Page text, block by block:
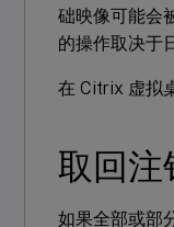
础映像可能会
的操作取决于
在 Citrix 虚拟
取回注
如果全部或部